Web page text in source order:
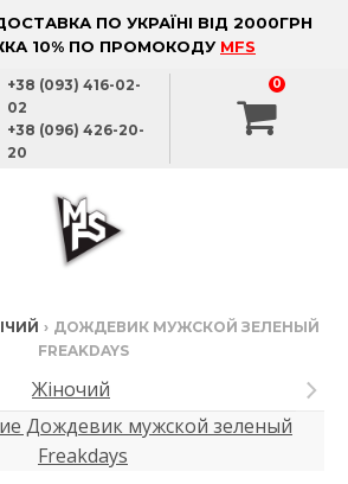
ПО УКРАЇНІ ВІД 2000ГРН
10% ПО ПРОМОКОДУ MFS
+38 (093) 416-02-
02
+38 (096) 426-20-
20
0
› ДОЖДЕВИК МУЖСКОЙ ЗЕЛЕНЫЙ
FREAKDAYS
Жіночий